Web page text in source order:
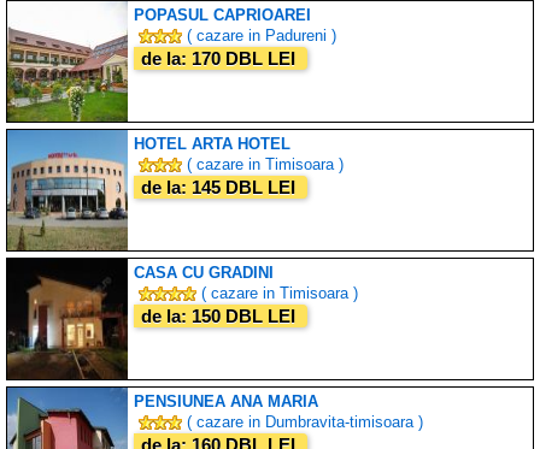
POPASUL CAPRIOAREI
( cazare in Padureni )
de la: 170 DBL LEI
HOTEL ARTA HOTEL
( cazare in Timisoara )
de la: 145 DBL LEI
CASA CU GRADINI
( cazare in Timisoara )
de la: 150 DBL LEI
PENSIUNEA ANA MARIA
( cazare in Dumbravita-timisoara )
de la: 160 DBL LEI